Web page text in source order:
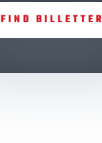
FIND BILLETTER